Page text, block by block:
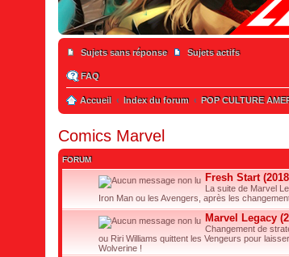
Sujets sans réponse Sujets actifs
FAQ
Accueil Index du forum POP CULTURE
Comics Marvel
FORUM
Fresh Start
La suite de Marvel
Iron Man ou les Avengers, après les
Marvel Legacy
Changement de
ou Riri Williams quittent les Vengeurs pour
Wolverine !